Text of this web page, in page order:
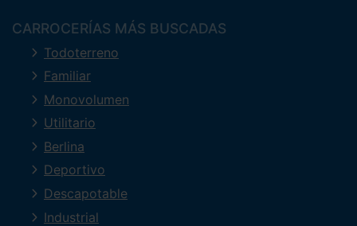
CARROCERÍAS MÁS BUSCADAS
Todoterreno
Familiar
Monovolumen
Utilitario
Berlina
Deportivo
Descapotable
Industrial